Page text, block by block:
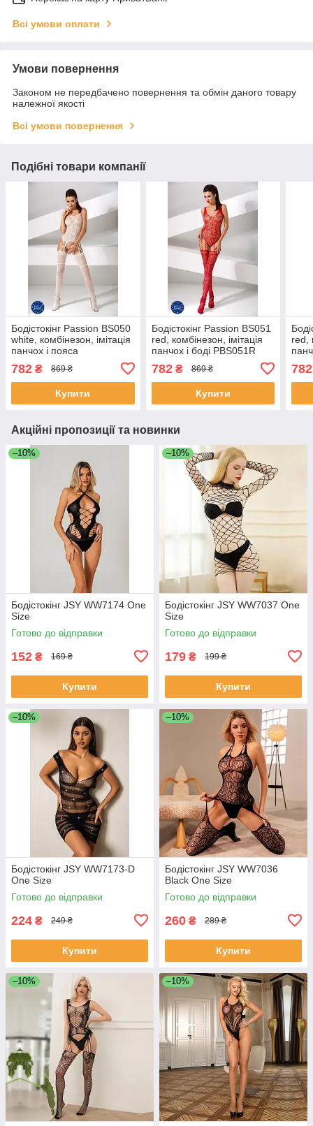
Всі умови оплати
Умови повернення
Законом не передбачено повернення та обмін даного товару
належної якості
Всі умови повернення
Подібні товари компанії
Бодістокінг Passion BS050
white, комбінезон, імітація
панчох і пояса
782 ₴ 869 ₴
Купити
Бодістокінг Passion BS051
red, комбінезон, імітація
панчох і боді PBS051R
782₴ 869 ₴
Купити
red,
782
Акційні пропозиції та новинки
–10%
Бодістокінг JSY WW7174 One
Size
Готово до відправки
152 ₴ 169 ₴
Купити
–10%
Бодістокінг JSY WW7037 One
Size
Готово до відправки
179 ₴ 199 ₴
Купити
–10%
Бодістокінг JSY WW7173-D
One Size
Готово до відправки
224 ₴ 249 ₴
Купити
–10%
Бодістокінг JSY WW7036
Black One Size
Готово до відправки
260 ₴ 289 ₴
Купити
–10% –10%